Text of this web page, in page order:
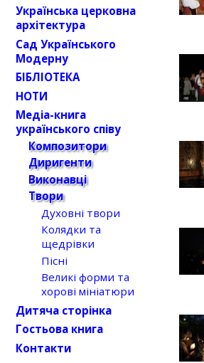
Українська церковна
архітектура
Сад Українського
Модерну
БІБЛІОТЕКА
НОТИ
Медіа-книга
українського співу
Композитори
Диригенти
Виконавці
Твори
Духовні твори
Колядки та
щедрівки
Пісні
Великі форми та
хорові мініатюри
Дитяча сторінка
Гостьова книга
Контакти